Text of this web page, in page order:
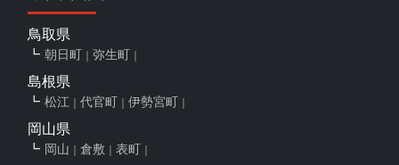
鳥取県
朝日町 弥生町
島根県
松江 代官町 伊勢宮町
岡山県
岡山 倉敷 表町